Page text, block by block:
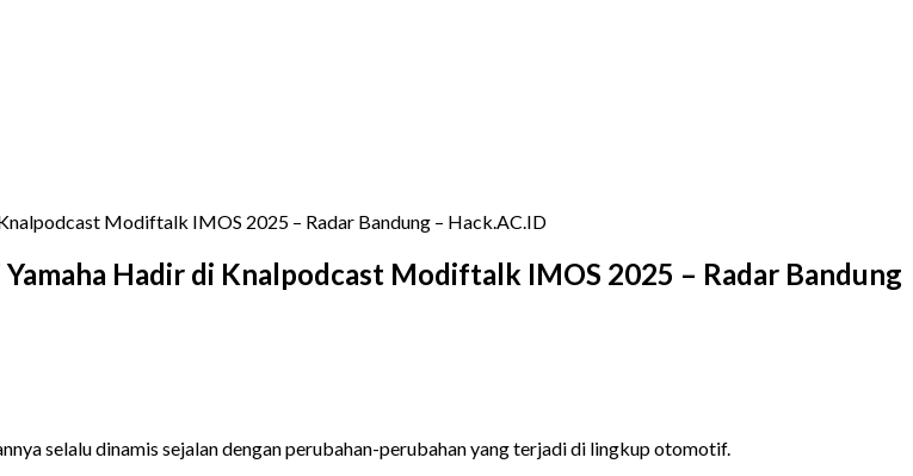
Modiftalk IMOS 2025 – Radar Bandung – Hack.AC.ID
Hadir di Knalpodcast Modiftalk IMOS 2025 – Radar Bandung
selalu dinamis sejalan dengan perubahan-perubahan yang terjadi di lingkup otomotif.